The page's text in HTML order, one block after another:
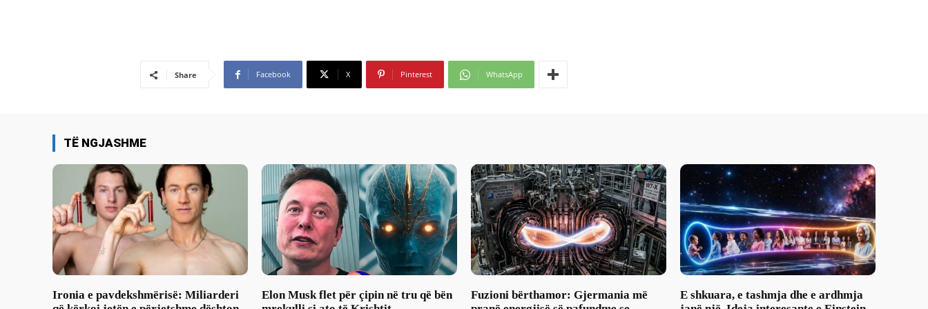
Share Facebook X Pinterest WhatsApp
TË NGJASHME
Ironia e pavdekshmërisë: Miliarderi
Elon Musk flet për çipin në tru që bën
Fuzioni bërthamor: Gjermania më
E shkuara, e tashmja dhe e ardhmja